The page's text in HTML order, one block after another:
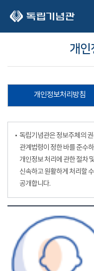
개인
개인정보처리방침
독립기념관은 정보주체의
관계법령이 정한 바를 준수
개인정보 처리에 관한 절차
신속하고 원활하게 처리할
공개합니다.